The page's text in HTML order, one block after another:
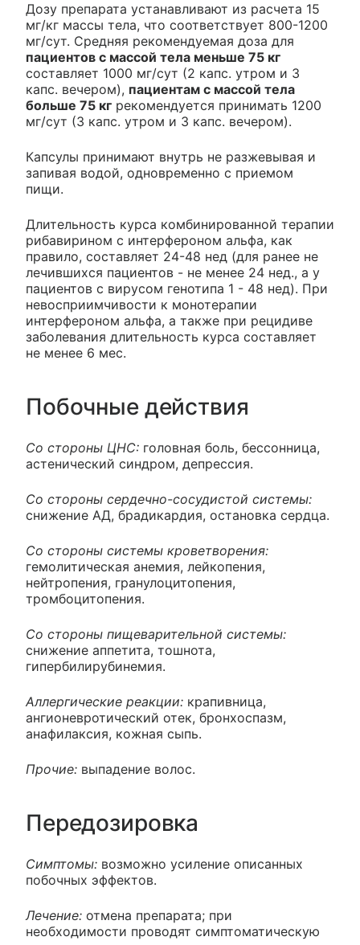
Дозу препарата устанавливают из расчета 15
мг/кг массы тела, что соответствует 800-1200
мг/сут. Средняя рекомендуемая доза для
пациентов с массой тела меньше 75 кг
составляет 1000 мг/сут (2 капс. утром и 3
капс. вечером), пациентам с массой тела
больше 75 кг рекомендуется принимать 1200
мг/сут (3 капс. утром и 3 капс. вечером).
Капсулы принимают внутрь не разжевывая и
запивая водой, одновременно с приемом
пищи.
Длительность курса комбинированной терапии
рибавирином с интерфероном альфа, как
правило, составляет 24-48 нед (для ранее не
лечившихся пациентов - не менее 24 нед., а у
пациентов с вирусом генотипа 1 - 48 нед). При
невосприимчивости к монотерапии
интерфероном альфа, а также при рецидиве
заболевания длительность курса составляет
не менее 6 мес.
Побочные действия
Со стороны ЦНС: головная боль, бессонница,
астенический синдром, депрессия.
Со стороны сердечно-сосудистой системы:
снижение АД, брадикардия, остановка сердца.
Со стороны системы кроветворения:
гемолитическая анемия, лейкопения,
нейтропения, гранулоцитопения,
тромбоцитопения.
Со стороны пищеварительной системы:
снижение аппетита, тошнота,
гипербилирубинемия.
Аллергические реакции: крапивница,
ангионевротический отек, бронхоспазм,
анафилаксия, кожная сыпь.
Прочие: выпадение волос.
Передозировка
Симптомы: возможно усиление описанных
побочных эффектов.
Лечение: отмена препарата; при
необходимости проводят симптоматическую